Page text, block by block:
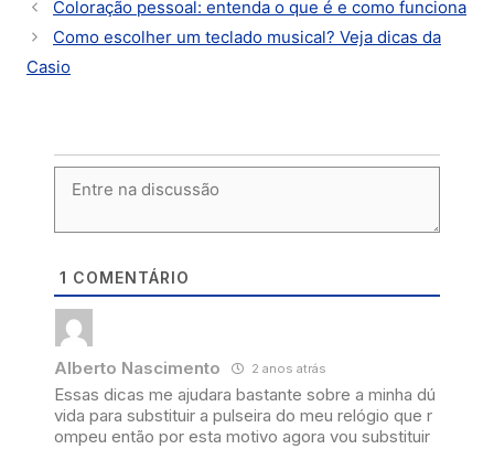
Coloração pessoal: entenda o que é e como funciona
Como escolher um teclado musical? Veja dicas da
Casio
1 COMENTÁRIO
Alberto Nascimento 2 anos atrás
Essas dicas me ajudara bastante sobre a minha dú
vida para substituir a pulseira do meu relógio que r
ompeu então por esta motivo agora vou substituir